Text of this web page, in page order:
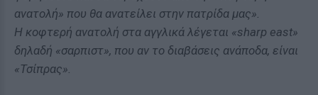
ανατολή» που θα ανατείλει στην πατρίδα μας».
Η κοφτερή ανατολή στα αγγλικά λέγεται «sharp east»
δηλαδή «σαρπιστ», που αν το διαβάσεις ανάποδα, είναι
«Τσίπρας».